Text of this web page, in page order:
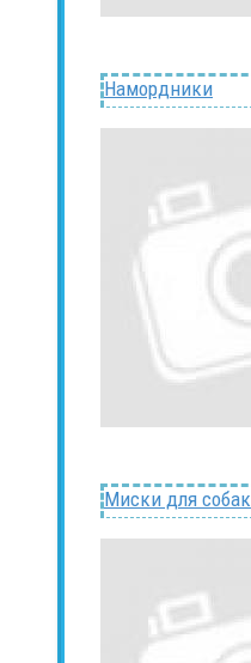
Намордники
Миски для собак